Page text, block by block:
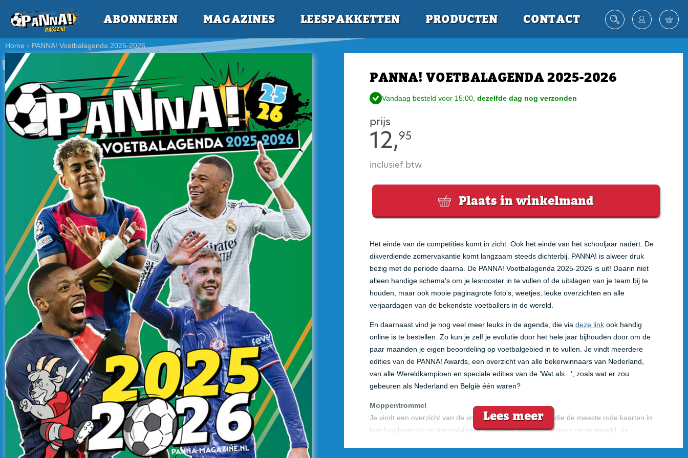
ABONNEREN MAGAZINES LEESPAKKETTEN PRODUCTEN CONTACT
Home › PANNA! Voetbalagenda 2025-2026
PANNA! VOETBALAGENDA 2025-2026
Vandaag besteld voor 15:00, dezelfde dag nog verzonden
prijs
12,95
inclusief btw
Plaats in winkelmand
Het einde van de competities komt in zicht. Ook het einde van het schooljaar nadert. De
dikverdiende zomervakantie komt langzaam steeds dichterbij. PANNA! is alweer druk
bezig met de periode daarna. De PANNA! Voetbalagenda 2025-2026 is uit! Daarin niet
alleen handige schema's om je lesrooster in te vullen of de uitslagen van je team bij te
houden, maar ook mooie paginagrote foto's, weetjes, leuke overzichten en alle
verjaardagen van de bekendste voetballers in de wereld.
En daarnaast vind je nog veel meer leuks in de agenda, die via deze link ook handig
online is te bestellen. Zo kun je zelf je evolutie door het hele jaar bijhouden door om de
paar maanden je eigen beoordeling op voetbalgebied in te vullen. Je vindt meerdere
edities van de PANNA! Awards, een overzicht van alle bekerwinnaars van Nederland,
van alle Wereldkampioen en speciale edities van de 'Wat als...', zoals wat er zou
gebeuren als Nederland en België één waren?
Moppentrommel
Je vindt een overzicht van de snelste spelers, de spelers die de meeste rode kaarten in
hun loopbaan tot nu toe ontvingen, de meest scorende spitsen op de wereld, de
Lees meer